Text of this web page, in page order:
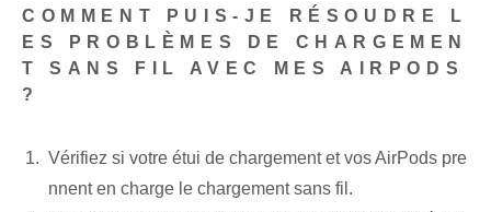
COMMENT PUIS-JE RÉSOUDRE L
ES PROBLÈMES DE CHARGEMEN
T SANS FIL AVEC MES AIRPODS
?
Vérifiez si votre étui de chargement et vos AirPods pre
nnent en charge le chargement sans fil.